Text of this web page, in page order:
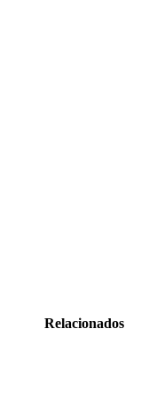
Relacionados